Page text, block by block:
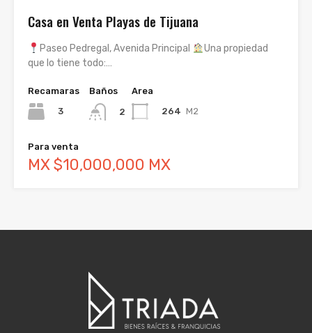
Casa en Venta Playas de Tijuana
Paseo Pedregal, Avenida Principal
Una propiedad
que lo tiene todo:…
Recamaras
3
Baños
2
Area
264 M2
Para venta
MX $10,000,000 MX